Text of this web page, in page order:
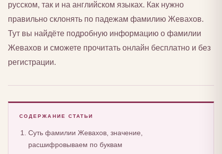
русском, так и на английском языках. Как нужно
правильно склонять по падежам фамилию Жевахов.
Тут вы найдёте подробную информацию о фамилии
Жевахов и сможете прочитать онлайн бесплатно и без
регистрации.
СОДЕРЖАНИЕ СТАТЬИ
Суть фамилии Жевахов, значение,
расшифровываем по буквам